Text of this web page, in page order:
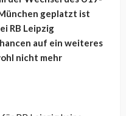
geplatzt ist
RB Leipzig
auf ein weiteres
nicht mehr